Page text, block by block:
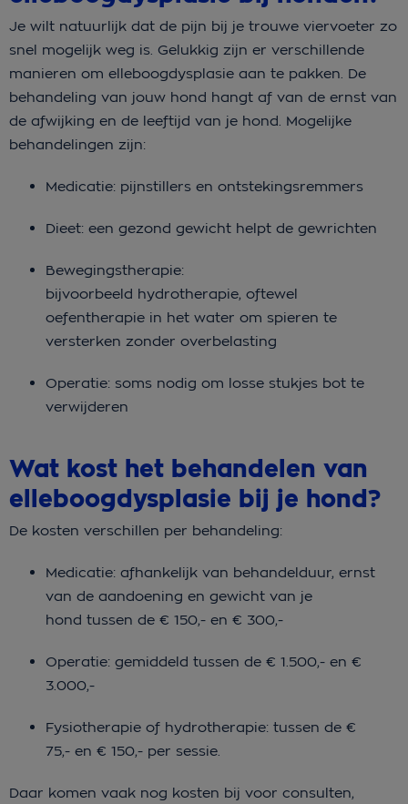
Je wilt natuurlijk dat de pijn bij je trouwe viervoeter zo
snel mogelijk weg is. Gelukkig zijn er verschillende
manieren om elleboogdysplasie aan te pakken. De
behandeling van jouw hond hangt af van de ernst van
de afwijking en de leeftijd van je hond. Mogelijke
behandelingen zijn:
Medicatie: pijnstillers en ontstekingsremmers
Dieet: een gezond gewicht helpt de gewrichten
Bewegingstherapie:
bijvoorbeeld hydrotherapie, oftewel
oefentherapie in het water om spieren te
versterken zonder overbelasting
Operatie: soms nodig om losse stukjes bot te
verwijderen
Wat kost het behandelen van
elleboogdysplasie bij je hond?
De kosten verschillen per behandeling:
Medicatie: afhankelijk van behandelduur, ernst
van de aandoening en gewicht van je
hond tussen de € 150,- en € 300,-
Operatie: gemiddeld tussen de € 1.500,- en €
3.000,-
Fysiotherapie of hydrotherapie: tussen de €
75,- en € 150,- per sessie.
Daar komen vaak nog kosten bij voor consulten,